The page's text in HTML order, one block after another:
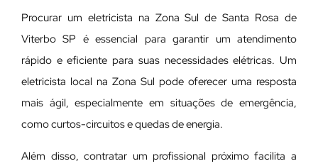
Procurar um eletricista na Zona Sul de Santa Rosa de
Viterbo SP é essencial para garantir um atendimento
rápido e eficiente para suas necessidades elétricas. Um
eletricista local na Zona Sul pode oferecer uma resposta
mais ágil, especialmente em situações de emergência,
como curtos-circuitos e quedas de energia.
Além disso, contratar um profissional próximo facilita a